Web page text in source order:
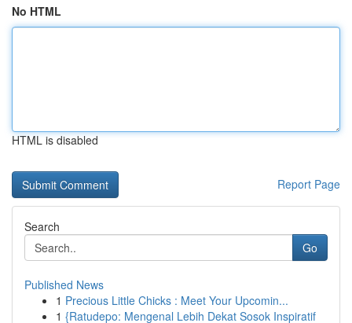
No HTML
HTML is disabled
Report Page
Search
Go
Published News
1 Precious Little Chicks : Meet Your Upcomin...
1 {Ratudepo: Mengenal Lebih Dekat Sosok Inspiratif